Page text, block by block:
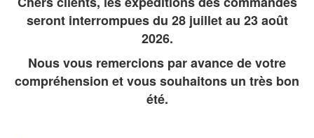
seront interrompues du 28 juillet au 23 août
2026.
Nous vous remercions par avance de votre
compréhension et vous souhaitons un très bon
été.